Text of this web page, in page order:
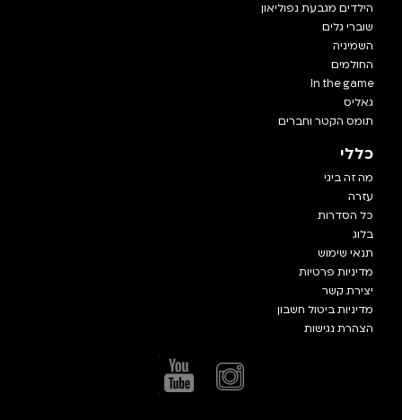
הילדים מגבעת נפוליאון
שוברי גלים
השמיניה
החולמים
In the game
גאליס
תומס הקטר וחברים
כללי
מה זה ביגי
עזרה
כל הסדרות
בלוג
תנאי שימוש
מדיניות פרטיות
יצירת קשר
מדיניות ביטול חשבון
הצהרת נגישות